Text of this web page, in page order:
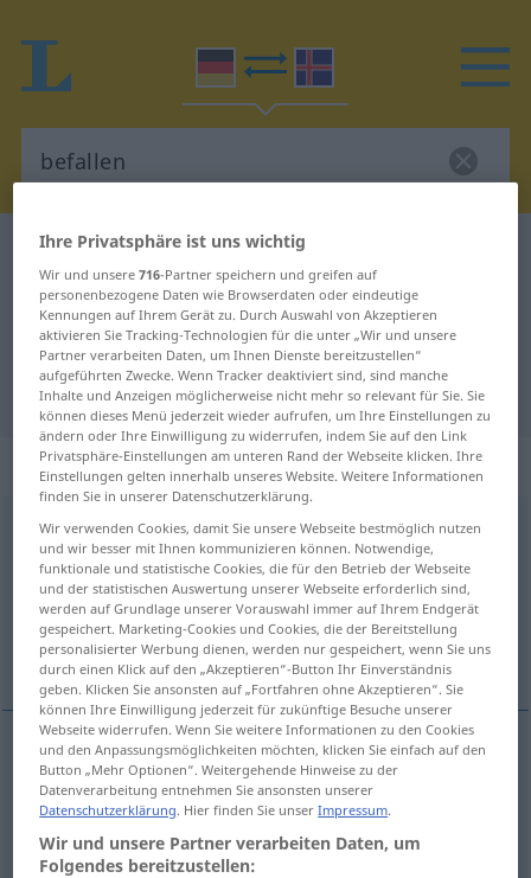
Deutsch-Isländisch Wörterbuch
Deutsch-Isländisch Übersetzung
für "befallen"
"befallen" Isländisch Übersetzung
„befallen“
befallen
Übersicht aller Übersetzungen
(Für mehr Details die Übersetzung anklicken/antippen)
grípa, taka, verða fyrir
grípa befallenFurcht
taka, verða befallen Krankheit
Ihre Privatsphäre ist uns wichtig
Wir und unsere716-Partner speichern und greifen auf
personenbezogene Daten wie Browserdaten oder eindeutige
Kennungen auf Ihrem Gerät zu. Durch Auswahl von Akzeptieren
aktivieren Sie Tracking-Technologien für die unter „Wir und unsere
Partner verarbeiten Daten, um Ihnen Dienste bereitzustellen“
aufgeführten Zwecke. Wenn Tracker deaktiviert sind, sind manche
Inhalte und Anzeigen möglicherweise nicht mehr so relevant für Sie. Sie
können dieses Menü jederzeit wieder aufrufen, um Ihre Einstellungen zu
ändern oder Ihre Einwilligung zu widerrufen, indem Sie auf den Link
Privatsphäre-Einstellungen am unteren Rand der Webseite klicken. Ihre
Einstellungen gelten innerhalb unseres Website. Weitere Informationen
finden Sie in unserer Datenschutzerklärung.
Wir verwenden Cookies, damit Sie unsere Webseite bestmöglich nutzen
und wir besser mit Ihnen kommunizieren können. Notwendige,
funktionale und statistische Cookies, die für den Betrieb der Webseite
und der statistischen Auswertung unserer Webseite erforderlich sind,
werden auf Grundlage unserer Vorauswahl immer auf Ihrem Endgerät
gespeichert. Marketing-Cookies und Cookies, die der Bereitstellung
personalisierter Werbung dienen, werden nur gespeichert, wenn Sie uns
durch einen Klick auf den „Akzeptieren“-Button Ihr Einverständnis
geben. Klicken Sie ansonsten auf „Fortfahren ohne Akzeptieren“. Sie
können Ihre Einwilligung jederzeit für zukünftige Besuche unserer
Webseite widerrufen. Wenn Sie weitere Informationen zu den Cookies
und den Anpassungsmöglichkeiten möchten, klicken Sie einfach auf den
Button „Mehr Optionen“. Weitergehende Hinweise zu der
Datenverarbeitung entnehmen Sie ansonsten unserer
Datenschutzerklärung. Hier finden Sie unserImpressum.
Wir und unsere Partner verarbeiten Daten, um
Folgendes bereitzustellen: